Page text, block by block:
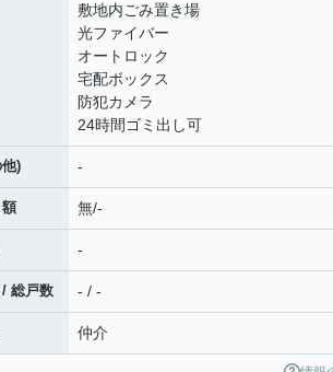
敷地内ごみ置き場
光ファイバー
オートロック
宅配ボックス
防犯カメラ
24時間ゴミ出し可
) -
無/-
-
総戸数 - / -
仲介